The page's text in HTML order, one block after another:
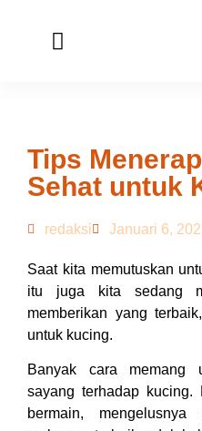
Tips
Sehat untuk
redaksi Januari 6,
Saat kita memutuskan
itu juga kita sedang
memberikan yang
untuk kucing.
Banyak cara memang
sayang terhadap kucing.
bermain,